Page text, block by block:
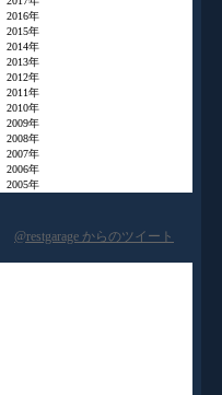
2016年
2015年
2014年
2013年
2012年
2011年
2010年
2009年
2008年
2007年
2006年
2005年
@restgarage からのツイート